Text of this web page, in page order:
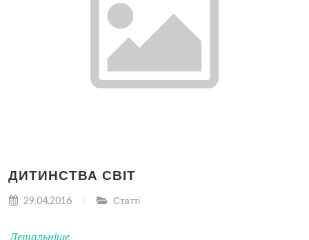
ДИТИНСТВА СВІТ
29.04.2016 Статті
Детальніше